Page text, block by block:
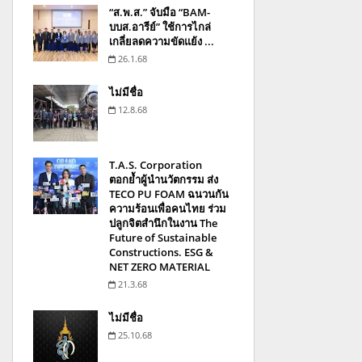
“ส.พ.ส.” จับมือ “BAM-
บบส.อารีย์” ใช้การไกล่
เกลี่ยลดความขัดแย้ง ...
26.1.68
ไม่มีชื่อ
12.8.68
T.A.S. Corporation
ตอกย้ำผู้นำนวัตกรรม ส่ง
TECO PU FOAM ฉนวนกัน
ความร้อนเพื่อคนไทย ร่วม
ปลูกจิตสำนึกในงาน The
Future of Sustainable
Constructions. ESG &
NET ZERO MATERIAL
21.3.68
ไม่มีชื่อ
25.10.68